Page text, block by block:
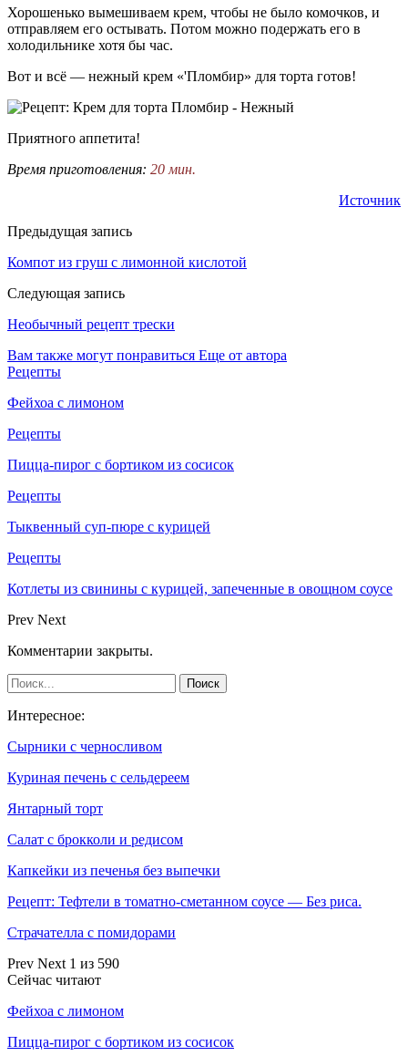
Хорошенько вымешиваем крем, чтобы не было комочков, и
отправляем его остывать. Потом можно подержать его в
холодильнике хотя бы час.
Вот и всё — нежный крем «'Пломбир» для торта готов!
Приятного аппетита!
Время приготовления: 20 мин.
Источник
Предыдущая запись
Компот из груш с лимонной кислотой
Следующая запись
Необычный рецепт трески
Вам также могут понравиться Еще от автора
Рецепты
Фейхоа с лимоном
Рецепты
Пицца-пирог с бортиком из сосисок
Рецепты
Тыквенный суп-пюре с курицей
Рецепты
Котлеты из свинины с курицей, запеченные в овощном соусе
Prev Next
Комментарии закрыты.
Интересное:
Сырники с черносливом
Куриная печень с сельдереем
Янтарный торт
Салат с брокколи и редисом
Капкейки из печенья без выпечки
Рецепт: Тефтели в томатно-сметанном соусе — Без риса.
Страчателла с помидорами
Prev Next 1 из 590
Сейчас читают
Фейхоа с лимоном
Пицца-пирог с бортиком из сосисок